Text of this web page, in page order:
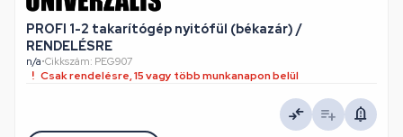
PROFI 1-2 takarítógép nyitófül (békazár) /
RENDELÉSRE
n/a•Cikkszám: PEG907
Csak rendelésre, 15 vagy több munkanapon belül